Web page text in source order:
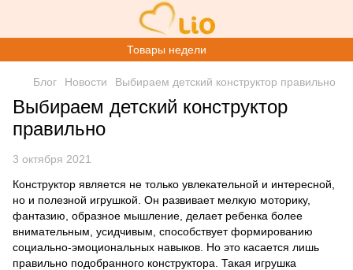
Товары недели
Блог Новости Выбираем детский конструктор правильно
Выбираем детский конструктор
правильно
3 октября 2021
Конструктор является не только увлекательной и интересной,
но и полезной игрушкой. Он развивает мелкую моторику,
фантазию, образное мышление, делает ребенка более
внимательным, усидчивым, способствует формированию
социально-эмоциональных навыков. Но это касается лишь
правильно подобранного конструктора. Такая игрушка